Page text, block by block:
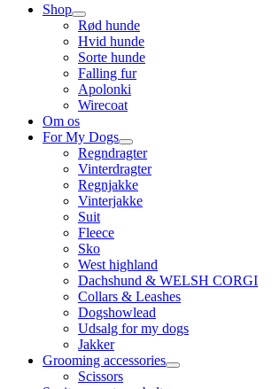
Shop
Rød hunde
Hvid hunde
Sorte hunde
Falling fur
Apolonki
Wirecoat
Om os
For My Dogs
Regndragter
Vinterdragter
Regnjakke
Vinterjakke
Suit
Fleece
Sko
West highland
Dachshund & WELSH CORGI
Collars & Leashes
Dogshowlead
Udsalg for my dogs
Jakker
Grooming accessories
Scissors